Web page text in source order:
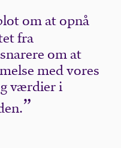
om at opnå
fra
om at
med vores
værdier i